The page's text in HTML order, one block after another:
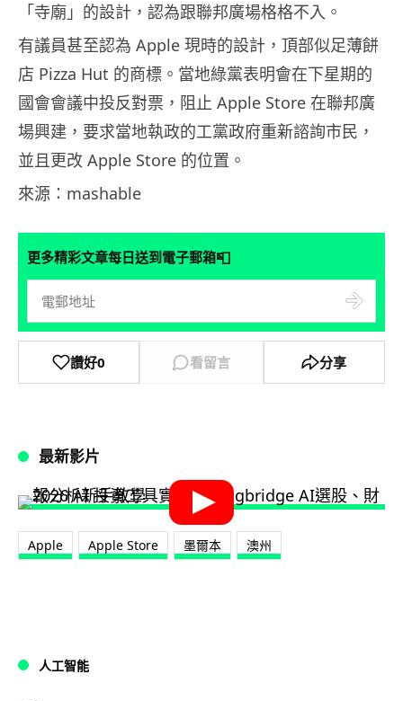
「寺廟」的設計，認為跟聯邦廣場格格不入。
有議員甚至認為 Apple 現時的設計，頂部似足薄餅
店 Pizza Hut 的商標。當地綠黨表明會在下星期的
國會會議中投反對票，阻止 Apple Store 在聯邦廣
場興建，要求當地執政的工黨政府重新諮詢市民，
並且更改 Apple Store 的位置。
來源：mashable
更多精彩文章每日送到電子郵箱📮
讚好0 看留言 分享
最新影片
Apple Apple Store 墨爾本 澳州
人工智能